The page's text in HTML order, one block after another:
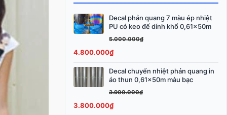
Decal phản quang 7 màu ép nhiệt
PU có keo đế dính khổ 0,61x50m
5.000.000₫
Giá
gốc
5.000.000₫.
4.800.000₫
Giá
hiện
là:
4.800.000₫.Decal chuyển nhiệt phản quang in
áo thun 0,61x50m màu bạc
3.900.000₫
Giá
gốc
3.900.000₫.
3.800.000₫
Giá
hiện
là: